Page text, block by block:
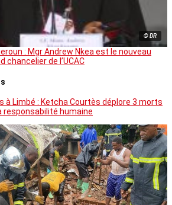
© DR
: Mgr Andrew Nkea est le nouveau
chancelier de l’UCAC
à Limbé : Ketcha Courtès déplore 3 morts
responsabilité humaine